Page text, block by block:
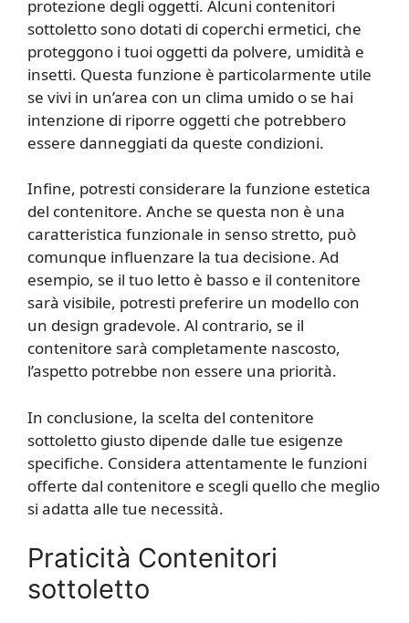
protezione degli oggetti. Alcuni contenitori
sottoletto sono dotati di coperchi ermetici, che
proteggono i tuoi oggetti da polvere, umidità e
insetti. Questa funzione è particolarmente utile
se vivi in un’area con un clima umido o se hai
intenzione di riporre oggetti che potrebbero
essere danneggiati da queste condizioni.
Infine, potresti considerare la funzione estetica
del contenitore. Anche se questa non è una
caratteristica funzionale in senso stretto, può
comunque influenzare la tua decisione. Ad
esempio, se il tuo letto è basso e il contenitore
sarà visibile, potresti preferire un modello con
un design gradevole. Al contrario, se il
contenitore sarà completamente nascosto,
l’aspetto potrebbe non essere una priorità.
In conclusione, la scelta del contenitore
sottoletto giusto dipende dalle tue esigenze
specifiche. Considera attentamente le funzioni
offerte dal contenitore e scegli quello che meglio
si adatta alle tue necessità.
Praticità Contenitori
sottoletto